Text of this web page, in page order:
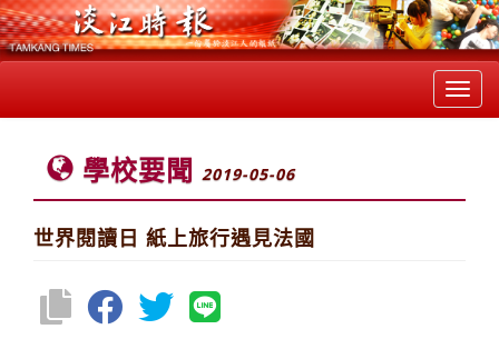
學校要聞 2019-05-06
世界閱讀日 紙上旅行遇見法國